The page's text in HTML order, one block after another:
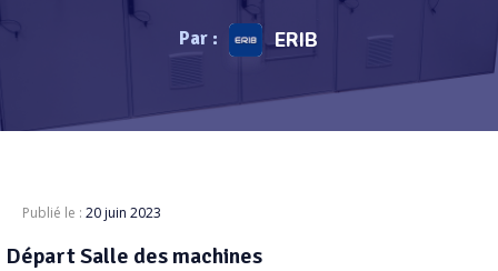
Par : ERIB
Publié le : 20 juin 2023
Départ Salle des machines